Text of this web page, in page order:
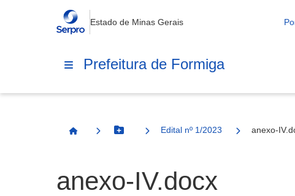
Estado de Minas Gerais
Prefeitura de Formiga
Página InicialBotão Menu
Edital nº 1/2023 anexo-
anexo-IV.docx